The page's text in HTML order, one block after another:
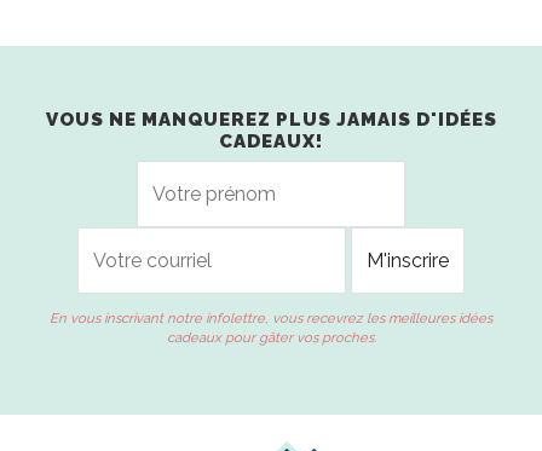
VOUS NE MANQUEREZ PLUS JAMAIS D'IDÉES
CADEAUX!
En vous inscrivant notre infolettre, vous recevrez les meilleures idées
cadeaux pour gâter vos proches.